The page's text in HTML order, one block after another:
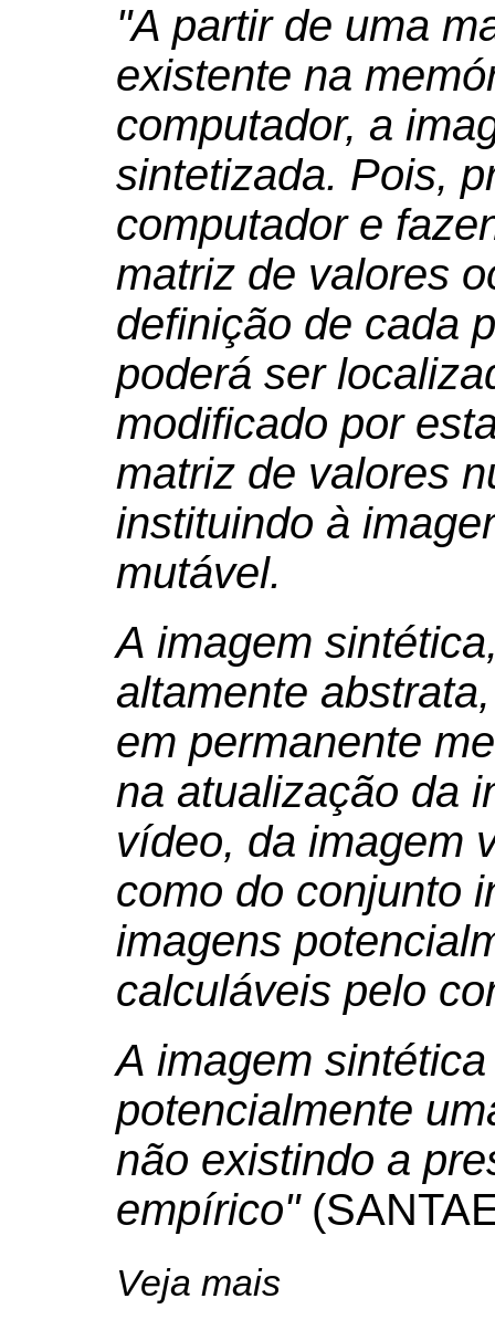
"A partir de uma
existente na
computador, a
sintetizada. Pois,
computador e
matriz de valores
definição de cada
poderá ser
modificado por
matriz de valores
instituindo à
mutável.
A imagem
altamente
em permanente
na atualização da
vídeo, da imagem
como do conjunto
imagens
calculáveis pelo
A imagem
potencialmente
não existindo a
empírico"
Veja mais